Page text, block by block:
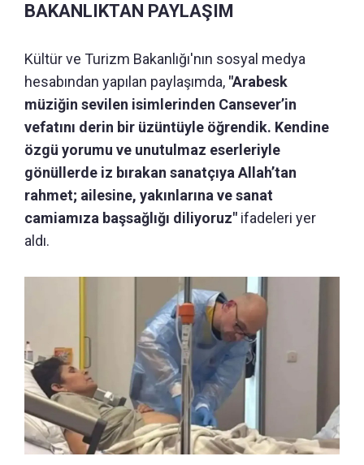
BAKANLIKTAN PAYLAŞIM
Kültür ve Turizm Bakanlığı'nın sosyal medya
hesabından yapılan paylaşımda, "Arabesk
müziğin sevilen isimlerinden Cansever’in
vefatını derin bir üzüntüyle öğrendik. Kendine
özgü yorumu ve unutulmaz eserleriyle
gönüllerde iz bırakan sanatçıya Allah’tan
rahmet; ailesine, yakınlarına ve sanat
camiamıza başsağlığı diliyoruz" ifadeleri yer
aldı.